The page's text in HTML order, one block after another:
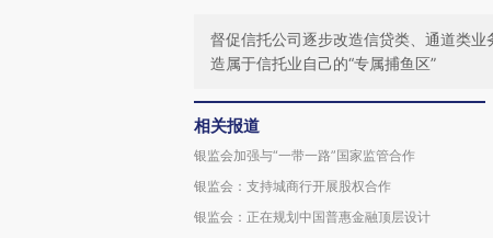
督促信托公司逐步改造信贷类、通道类
造属于信托业自己的“专属捕鱼区”
相关报道
银监会加强与“一带一路”国家监管合作
银监会：支持城商行开展股权合作
银监会：正在规划中国普惠金融顶层设计